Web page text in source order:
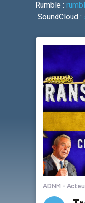
Rumble :
SoundCloud :